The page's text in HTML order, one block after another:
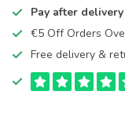
Pay after delivery
€5 Off Orders
Free delivery &